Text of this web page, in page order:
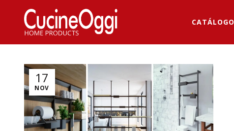
CATÁLOGO
17
NOV